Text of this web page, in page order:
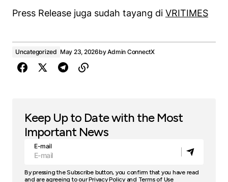
Press Release juga sudah tayang di VRITIMES
Uncategorized May 23, 2026byAdmin ConnectX
Keep Up to Date with the Most
Important News
E-mail
By pressing the Subscribe button, you confirm that you have read
and are agreeing to ourPrivacy Policyand Terms of Use